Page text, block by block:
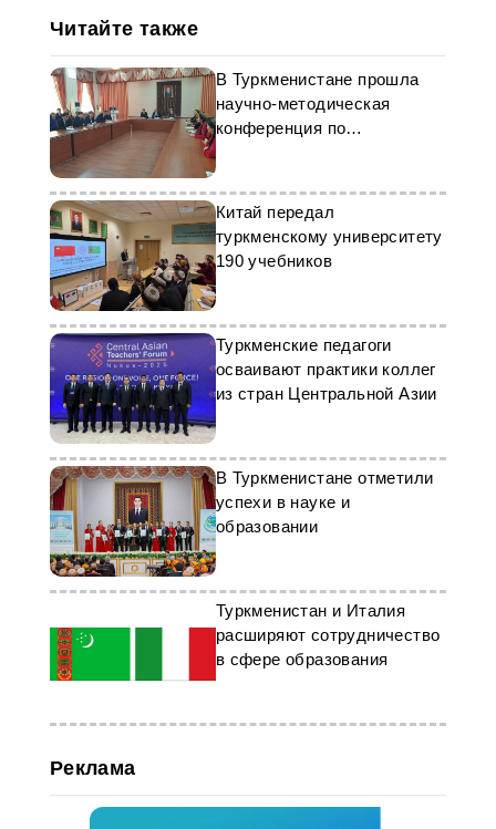
Читайте также
В Туркменистане прошла
научно-методическая
конференция по
привлечению молодежи в
науку
Китай передал
туркменскому университету
190 учебников
Туркменские педагоги
осваивают практики коллег
из стран Центральной Азии
В Туркменистане отметили
успехи в науке и
образовании
Туркменистан и Италия
расширяют сотрудничество
в сфере образования
Реклама